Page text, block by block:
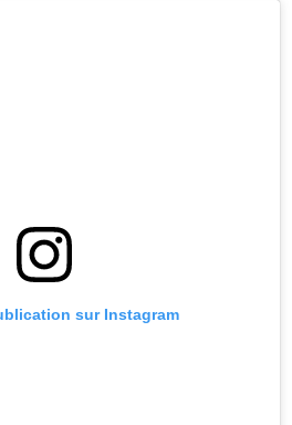
sur Instagram